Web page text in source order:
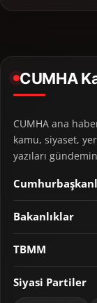
CUMHA
CUMHA ana
kamu, siyaset,
yazıları
Bakanlıklar
TBMM
Siyasi Partiler